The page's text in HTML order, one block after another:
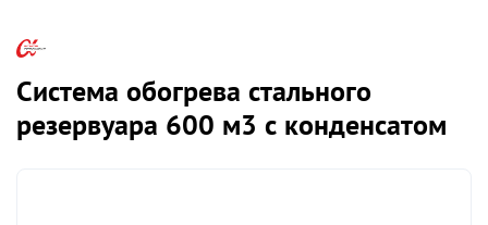
Система обогрева стального
резервуара 600 м3 с конденсатом